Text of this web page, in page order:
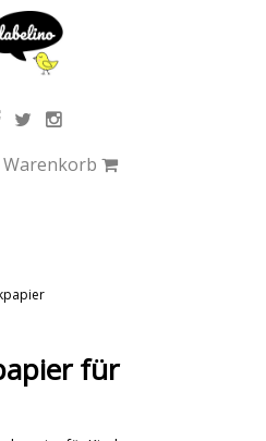
Warenkorb
für